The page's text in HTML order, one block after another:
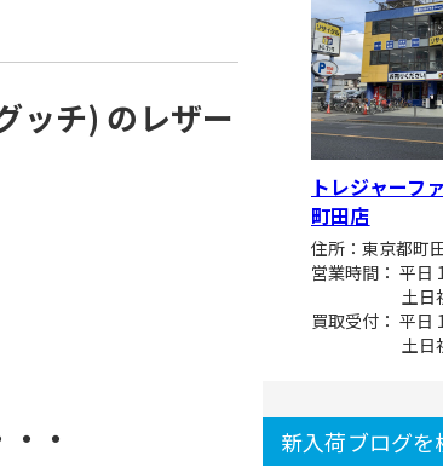
ッチ) のレザー
・
トレジャーフ
町田店
住所：東京都町
営業時間： 平日
土日
買取受付： 平日
土日
新入荷ブログを